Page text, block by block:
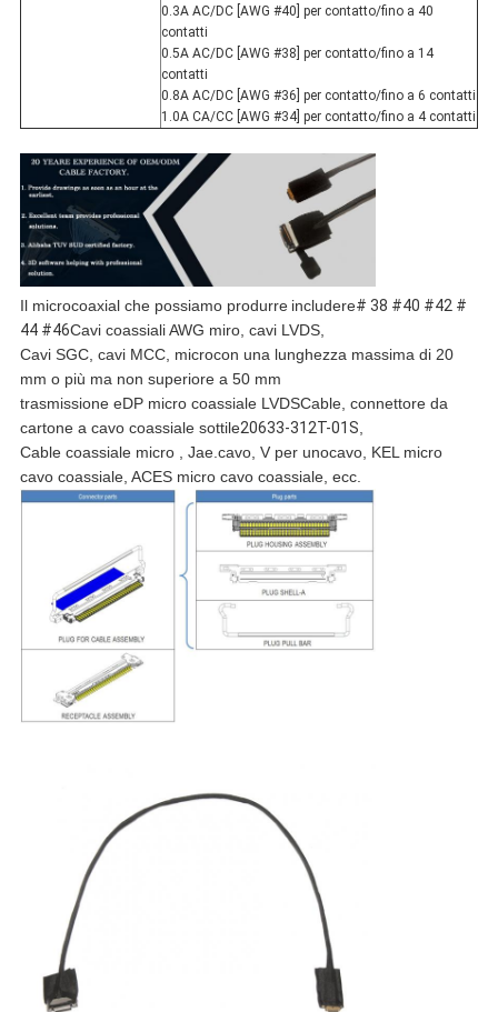
0.3A AC/DC [AWG #40] per contatto/fino a 40
contatti
0.5A AC/DC [AWG #38] per contatto/fino a 14
contatti
0.8A AC/DC [AWG #36] per contatto/fino a 6 contatti
1.0A CA/CC [AWG #34] per contatto/fino a 4 contatti
Il microcoaxial che possiamo produrre includere# 38 #40 #42 #
44 #46Cavi coassiali AWG miro, cavi LVDS,
Cavi SGC, cavi MCC, microcon una lunghezza massima di 20
mm o più ma non superiore a 50 mm
trasmissione eDP micro coassiale LVDSCable, connettore da
cartone a cavo coassiale sottile20633-312T-01S,
Cable coassiale micro , Jae.cavo, V per unocavo, KEL micro
cavo coassiale, ACES micro cavo coassiale, ecc.